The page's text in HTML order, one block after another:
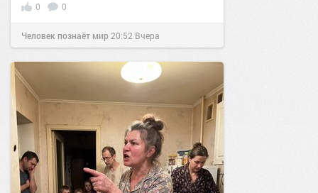
0 0
Человек познаёт мир 20:52 Вчера